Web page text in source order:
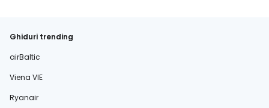
Ghiduri trending
airBaltic
Viena VIE
Ryanair